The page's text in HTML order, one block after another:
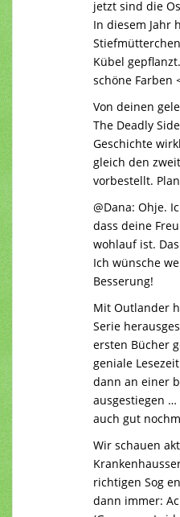
jetzt sind die
In diesem Jahr
Kübel
schöne Farben
Von deinen
The Deadly
Geschichte
gleich den
vorbestellt.
@Dana: Ohje.
dass deine
wohlauf ist.
Ich wünsche
Besserung!
Mit Outlander
Serie
ersten Bücher
geniale
dann an einer
ausgestiegen
auch gut
Wir schauen
richtigen Sog
dann immer: